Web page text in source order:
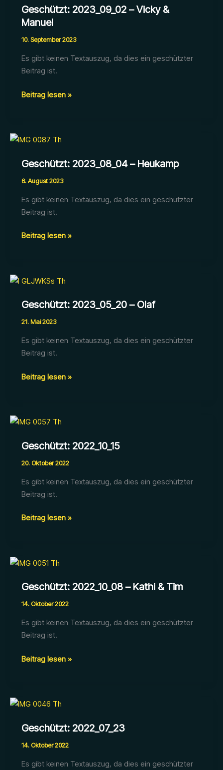
Geschützt: 2023_09_02 – Vicky &
Manuel
10. September 2023
Es gibt keinen Textauszug, da dies ein geschützter
Beitrag ist.
Geschützt:
&
Beitrag lesen »
Geschützt: 2023_08_04 – Heukamp
6. August 2023
Es gibt keinen Textauszug, da dies ein geschützter
Beitrag ist.
Geschützt:
Beitrag lesen »
Geschützt: 2023_05_20 – Olaf
21. Mai 2023
Es gibt keinen Textauszug, da dies ein geschützter
Beitrag ist.
Geschützt:
Beitrag lesen »
Geschützt: 2022_10_15
20. Oktober 2022
Es gibt keinen Textauszug, da dies ein geschützter
Beitrag ist.
Geschützt:
Beitrag lesen »
Geschützt: 2022_10_08 – Kathi & Tim
14. Oktober 2022
Es gibt keinen Textauszug, da dies ein geschützter
Beitrag ist.
Geschützt:
&
Beitrag lesen »
Geschützt: 2022_07_23
14. Oktober 2022
Es gibt keinen Textauszug, da dies ein geschützter